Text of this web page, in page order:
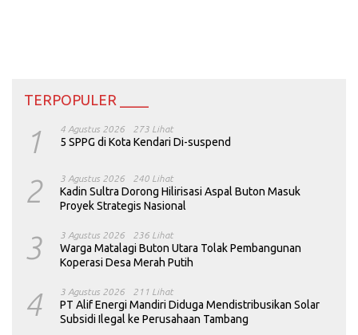
TERPOPULER ____
1 4 Agustus 2026 273 Lihat
5 SPPG di Kota Kendari Di-suspend
2 3 Agustus 2026 240 Lihat
Kadin Sultra Dorong Hilirisasi Aspal Buton Masuk
Proyek Strategis Nasional
3 3 Agustus 2026 236 Lihat
Warga Matalagi Buton Utara Tolak Pembangunan
Koperasi Desa Merah Putih
4 3 Agustus 2026 211 Lihat
PT Alif Energi Mandiri Diduga Mendistribusikan Solar
Subsidi Ilegal ke Perusahaan Tambang